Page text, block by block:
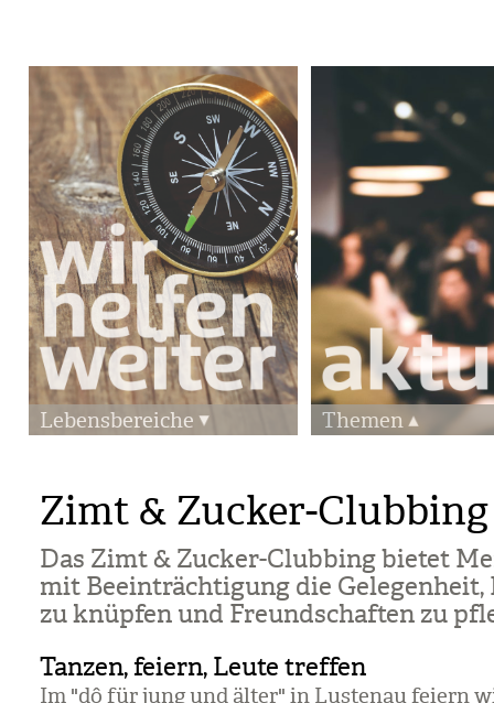
Lebensbereiche Themen
Zimt & Zucker-Clubbing
Das Zimt & Zucker-Club­bing bie­tet
mit Beein­träch­ti­gung die Gele­gen­heit,
zu knüp­fen und Freund­schaf­ten zu
Tanzen, feiern, Leute treffen
Im "dô für jung und älter" in Lus­tenau fei­ern